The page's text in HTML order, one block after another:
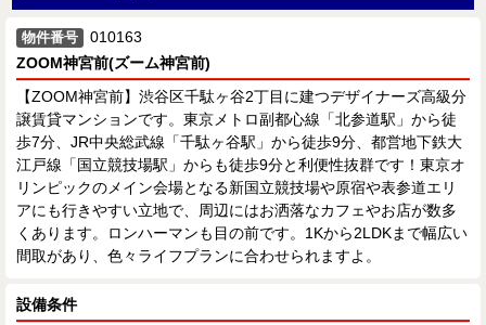
物件番号
010163
ZOOM神宮前(ズーム神宮前)
【ZOOM神宮前】渋谷区千駄ヶ谷2丁目に建つデザイナーズ高級分
譲賃貸マンションです。東京メトロ副都心線「北参道駅」から徒
歩7分、JR中央総武線「千駄ヶ谷駅」から徒歩9分、都営地下鉄大
江戸線「国立競技場駅」からも徒歩9分と利便性抜群です！東京オ
リンピックのメイン会場となる新国立競技場や原宿や表参道エリ
アにも行きやすい立地で、周辺にはお洒落なカフェやお店が数多
くあります。ロンハーマンも目の前です。1Kから2LDKまで幅広い
間取があり、色々ライフプランに合わせられますよ。
設備条件